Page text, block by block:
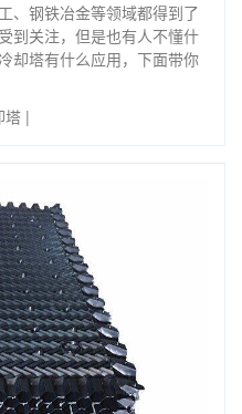
、钢铁冶金等领域都得到了
到关注，但是也有人不懂什
却塔有什么应用，下面带你
塔 |